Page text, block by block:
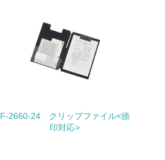
F-2660-24 クリップファイル<捺
印対応>